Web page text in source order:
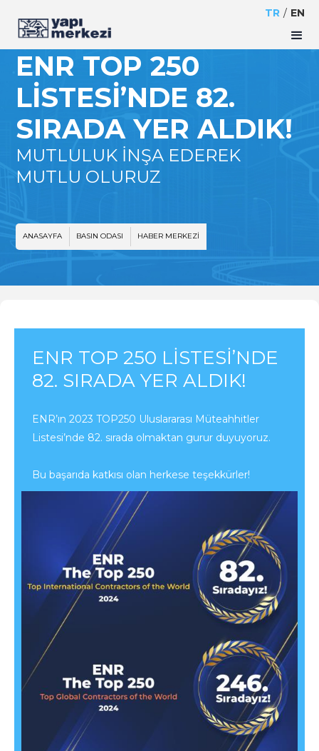
TR / EN
ENR TOP 250
LISTESI’NDE 82.
SIRADA YER ALDIK!
MUTLULUK İNŞA EDEREK
MUTLU OLURUZ
ANASAYFA BASIN ODASI HABER MERKEZI
ENR TOP 250 LISTESI’NDE
82. SIRADA YER ALDIK!
ENR’ın 2023 TOP250 Uluslararası Müteahhitler
Listesi’nde 82. sırada olmaktan gurur duyuyoruz.
Bu başarıda katkısı olan herkese teşekkürler!